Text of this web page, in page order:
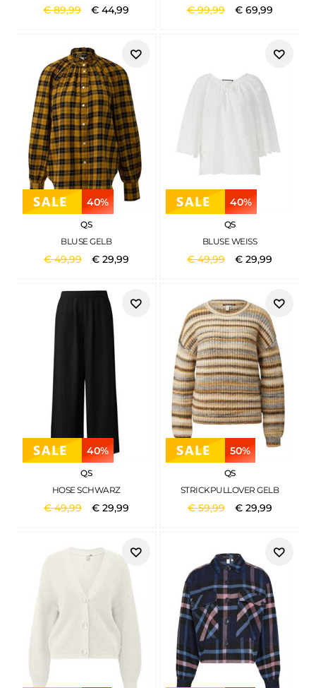
€89,99 €44,99 €99,99 € 69,99
40%
QS
BLUSE GELB
€49,99 € 29,99
40%
QS
BLUSE WEISS
€49,99 €29,99
40%
QS
HOSE SCHWARZ
€49,99 € 29,99
50%
QS
STRICKPULLOVER GELB
€59,99 € 29,99